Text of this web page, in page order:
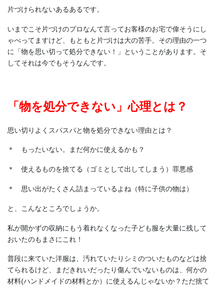
片づけられないあるあるです。
いまでこそ片づけのプロなんて言ってお客様のお宅で偉そうにし
ゃべってますけど、もともと片づけは大の苦手。その理由の一つ
に「物を思い切って処分できない！」ということがあります。そ
してそれは今でもそうなんです。
「物を処分できない」心理とは？
思い切りよくスパスパと物を処分できない理由とは？
＊ もったいない。まだ何かに使えるかも？
＊ 使えるものを捨てる（ゴミとして出してしまう）罪悪感
＊ 思い出がたくさん詰まっているよね（特に子供の物は）
と、こんなところでしょうか。
私が開かずの収納にもう着れなくなった子ども服を大量に残して
おいたのもまさにこれ！
普段に来ていた洋服は、汚れていたりシミのついたものなどは捨
てられるけど、まだきれいだったり傷んでいないものは、何かの
材料(ハンドメイドの材料とか）に使えるんじゃないか？ただ捨て